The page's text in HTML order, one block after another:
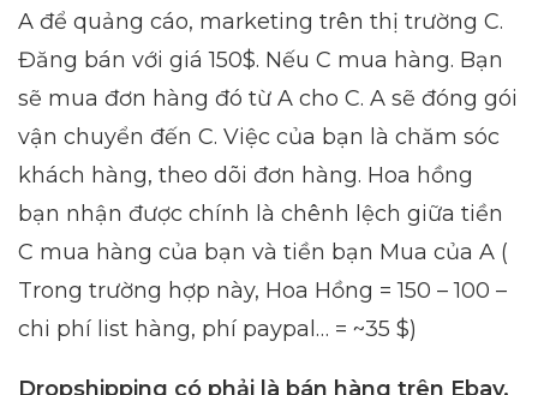
A để quảng cáo, marketing trên thị trường C.
Đăng bán với giá 150$. Nếu C mua hàng. Bạn
sẽ mua đơn hàng đó từ A cho C. A sẽ đóng gói
vận chuyển đến C. Việc của bạn là chăm sóc
khách hàng, theo dõi đơn hàng. Hoa hồng
bạn nhận được chính là chênh lệch giữa tiền
C mua hàng của bạn và tiền bạn Mua của A (
Trong trường hợp này, Hoa Hồng = 150 – 100 –
chi phí list hàng, phí paypal… = ~35 $)
Dropshipping có phải là bán hàng trên Ebay,